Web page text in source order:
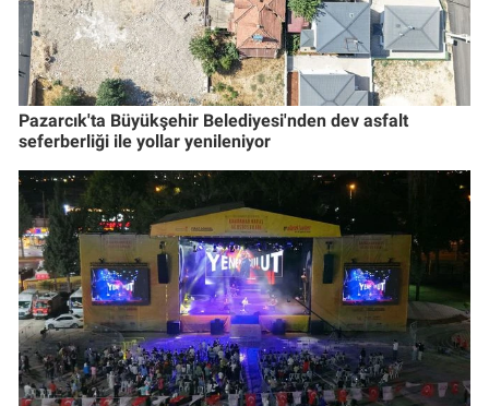
Pazarcık'ta Büyükşehir Belediyesi'nden dev asfalt
seferberliği ile yollar yenileniyor